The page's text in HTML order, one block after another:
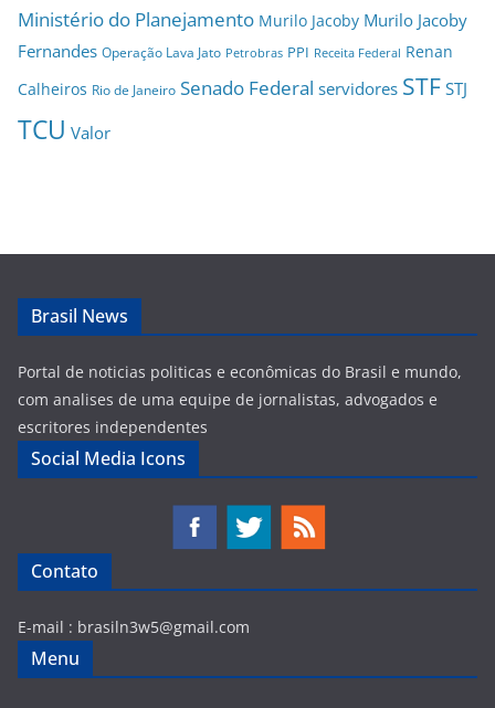
Ministério do Planejamento Murilo Jacoby Murilo Jacoby
Fernandes Operação Lava Jato Petrobras PPI Receita Federal Renan
Calheiros Rio de Janeiro Senado Federal servidores STF STJ
TCU Valor
Brasil News
Portal de noticias politicas e econômicas do Brasil e mundo,
com analises de uma equipe de jornalistas, advogados e
escritores independentes
Social Media Icons
Contato
E-mail : brasiln3w5@gmail.com
Menu